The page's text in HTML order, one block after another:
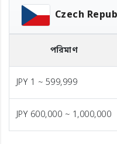
Czech
পরিমাণ
JPY 1 ~ 599,999
JPY 600,000 ~ 1,000,000